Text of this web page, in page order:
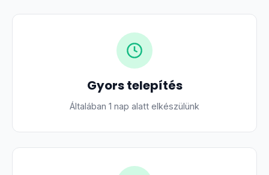
Gyors telepítés
Általában 1 nap alatt elkészülünk